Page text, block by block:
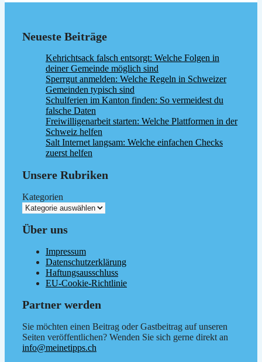
Neueste Beiträge
Kehrichtsack falsch entsorgt: Welche Folgen in
deiner Gemeinde möglich sind
Sperrgut anmelden: Welche Regeln in Schweizer
Gemeinden typisch sind
Schulferien im Kanton finden: So vermeidest du
falsche Daten
Freiwilligenarbeit starten: Welche Plattformen in der
Schweiz helfen
Salt Internet langsam: Welche einfachen Checks
zuerst helfen
Unsere Rubriken
Kategorien
Über uns
Impressum
Datenschutzerklärung
Haftungsausschluss
EU-Cookie-Richtlinie
Partner werden
Sie möchten einen Beitrag oder Gastbeitrag auf unseren
Seiten veröffentlichen? Wenden Sie sich gerne direkt an
info@meinetipps.ch